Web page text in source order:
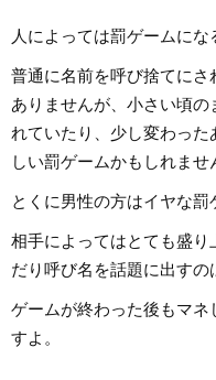
人によっては罰ゲームにな
普通に名前を呼び捨てにさ
ありませんが、小さい頃
れていたり、少し変わっ
しい罰ゲームかもしれませ
とくに男性の方はイヤな罰
相手によってはとても盛
だり呼び名を話題に出すの
ゲームが終わった後もマ
すよ。